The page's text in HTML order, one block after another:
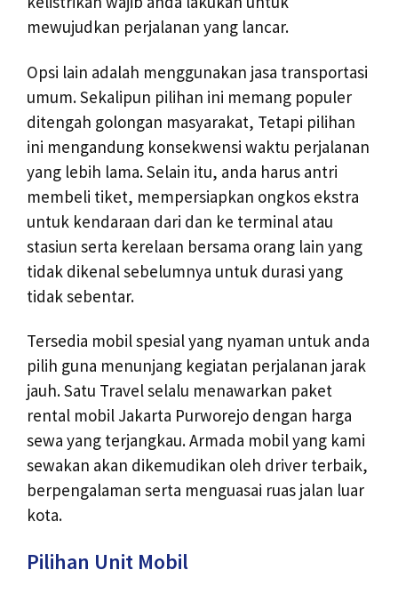
mewujudkan perjalanan yang lancar.
Opsi lain adalah menggunakan jasa transportasi
umum. Sekalipun pilihan ini memang populer
ditengah golongan masyarakat, Tetapi pilihan
ini mengandung konsekwensi waktu perjalanan
yang lebih lama. Selain itu, anda harus antri
membeli tiket, mempersiapkan ongkos ekstra
untuk kendaraan dari dan ke terminal atau
stasiun serta kerelaan bersama orang lain yang
tidak dikenal sebelumnya untuk durasi yang
tidak sebentar.
Tersedia mobil spesial yang nyaman untuk anda
pilih guna menunjang kegiatan perjalanan jarak
jauh. Satu Travel selalu menawarkan paket
rental mobil Jakarta Purworejo dengan harga
sewa yang terjangkau. Armada mobil yang kami
sewakan akan dikemudikan oleh driver terbaik,
berpengalaman serta menguasai ruas jalan luar
kota.
Pilihan Unit Mobil